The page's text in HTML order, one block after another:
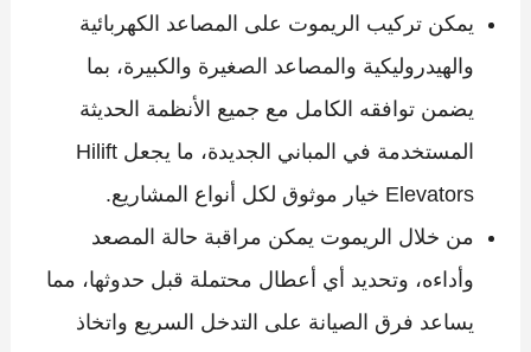
يمكن تركيب الريموت على المصاعد الكهربائية
والهيدروليكية والمصاعد الصغيرة والكبيرة، بما
يضمن توافقه الكامل مع جميع الأنظمة الحديثة
المستخدمة في المباني الجديدة، ما يجعل Hilift
Elevators خيار موثوق لكل أنواع المشاريع.
من خلال الريموت يمكن مراقبة حالة المصعد
وأداءه، وتحديد أي أعطال محتملة قبل حدوثها، مما
يساعد فرق الصيانة على التدخل السريع واتخاذ